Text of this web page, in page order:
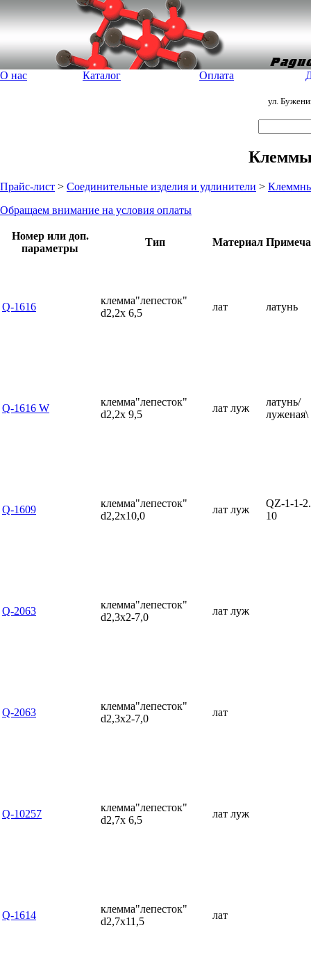
О нас Каталог Оплата
ул.
Прайс-лист > Соединительные изделия и удлинители >
Обращаем внимание на условия оплаты
Номер или доп.
параметры
Тип Материал
Q-1616
клемма"лепесток"
d2,2x 6,5
лат латунь
Q-1616 W
клемма"лепесток"
d2,2x 9,5
лат луж
латунь/
луженая\
Q-1609
клемма"лепесток"
d2,2x10,0
лат луж
QZ-1-1-
10
Q-2063
клемма"лепесток"
d2,3x2-7,0
лат луж
Q-2063
клемма"лепесток"
d2,3x2-7,0
лат
Q-10257
клемма"лепесток"
d2,7x 6,5
лат луж
Q-1614
клемма"лепесток"
d2,7x11,5
лат